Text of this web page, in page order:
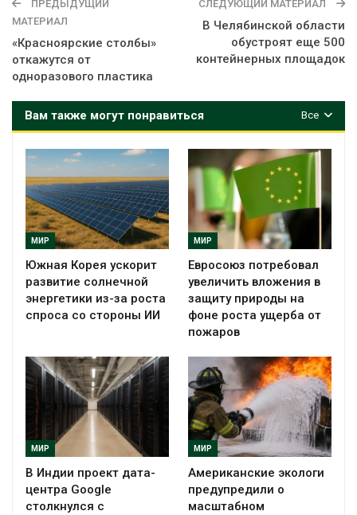
ПРЕДЫДУЩИЙ
МАТЕРИАЛ
«Красноярские столбы»
откажутся от
одноразового пластика
СЛЕДУЮЩИЙ МАТЕРИАЛ
В Челябинской области
обустроят еще 500
контейнерных площадок
Все
Вам также могут понравиться
МИР
Южная Корея ускорит
развитие солнечной
энергетики из-за роста
спроса со стороны ИИ
МИР
Евросоюз потребовал
увеличить вложения в
защиту природы на
фоне роста ущерба от
пожаров
МИР
В Индии проект дата-
центра Google
столкнулся с
МИР
Американские экологи
предупредили о
масштабном